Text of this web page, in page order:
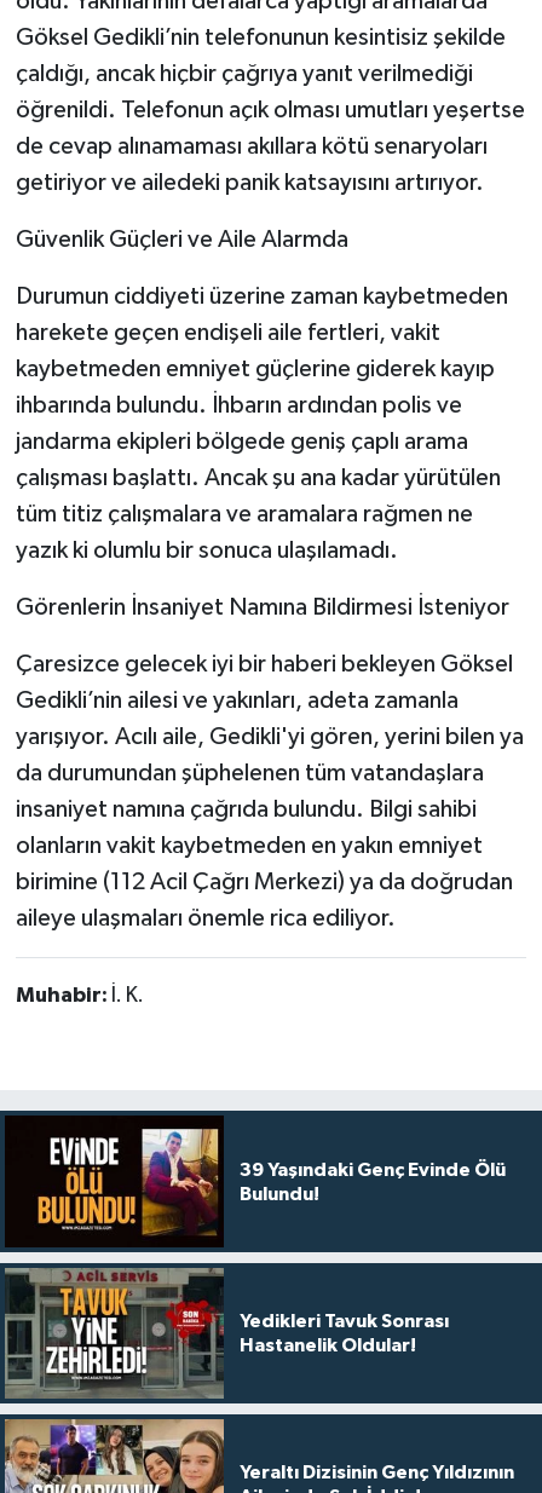
Göksel Gedikli’nin telefonunun kesintisiz şekilde
çaldığı, ancak hiçbir çağrıya yanıt verilmediği
öğrenildi. Telefonun açık olması umutları yeşertse
de cevap alınamaması akıllara kötü senaryoları
getiriyor ve ailedeki panik katsayısını artırıyor.
​Güvenlik Güçleri ve Aile Alarmda
​Durumun ciddiyeti üzerine zaman kaybetmeden
harekete geçen endişeli aile fertleri, vakit
kaybetmeden emniyet güçlerine giderek kayıp
ihbarında bulundu. İhbarın ardından polis ve
jandarma ekipleri bölgede geniş çaplı arama
çalışması başlattı. Ancak şu ana kadar yürütülen
tüm titiz çalışmalara ve aramalara rağmen ne
yazık ki olumlu bir sonuca ulaşılamadı.
​Görenlerin İnsaniyet Namına Bildirmesi İsteniyor
​Çaresizce gelecek iyi bir haberi bekleyen Göksel
Gedikli’nin ailesi ve yakınları, adeta zamanla
yarışıyor. Acılı aile, Gedikli'yi gören, yerini bilen ya
da durumundan şüphelenen tüm vatandaşlara
insaniyet namına çağrıda bulundu. Bilgi sahibi
olanların vakit kaybetmeden en yakın emniyet
birimine (112 Acil Çağrı Merkezi) ya da doğrudan
aileye ulaşmaları önemle rica ediliyor.
Muhabir: İ. K.
39 Yaşındaki Genç Evinde Ölü
Bulundu!
Yedikleri Tavuk Sonrası
Hastanelik Oldular!
Yeraltı Dizisinin Genç Yıldızının